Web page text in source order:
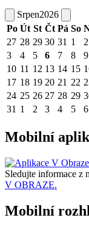
Srpen2026
Po Út St Čt Pá So
27 28 29 30 31 1
2
3
4 5 6 7 8
9
10 11 12 13 14 15
17 18 19 20 21 22
24 25 26 27 28 29
31 1 2 3 4 5 6
Mobilní
Sledujte informace z
V OBRAZE.
Mobilní